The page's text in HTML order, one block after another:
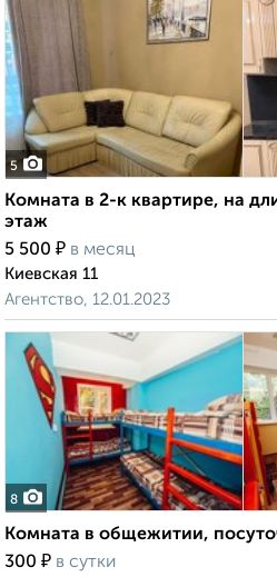
5
Комната в 2-к квартире, на
этаж
5 500 ₽ в месяц
Киевская 11
Агентство, 12.01.2023
8
Комната в общежитии,
300 ₽ в сутки